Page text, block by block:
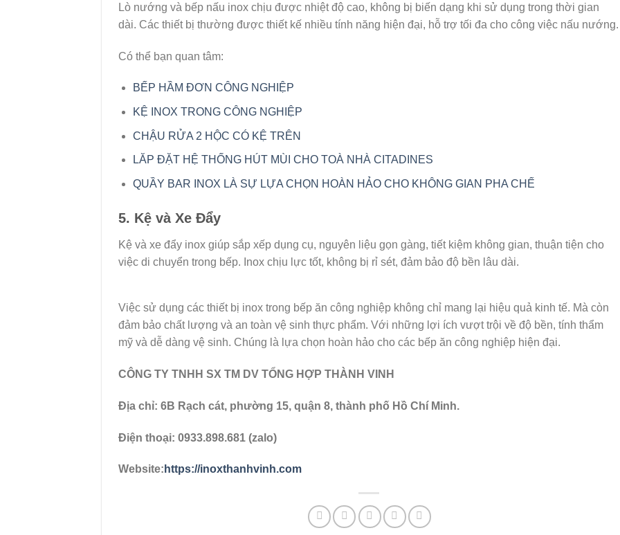
Lò nướng và bếp nấu inox chịu được nhiệt độ cao, không bị biến dạng khi sử dụng trong thời gian
dài. Các thiết bị thường được thiết kế nhiều tính năng hiện đại, hỗ trợ tối đa cho công việc nấu nướng.
Có thể bạn quan tâm:
BẾP HẦM ĐƠN CÔNG NGHIỆP
KỆ INOX TRONG CÔNG NGHIỆP
CHẬU RỬA 2 HỘC CÓ KỆ TRÊN
LĂP ĐẶT HỆ THỐNG HÚT MÙI CHO TOÀ NHÀ CITADINES
QUẦY BAR INOX LÀ SỰ LỰA CHỌN HOÀN HẢO CHO KHÔNG GIAN PHA CHẾ
5. Kệ và Xe Đẩy
Kệ và xe đẩy inox giúp sắp xếp dụng cụ, nguyên liệu gọn gàng, tiết kiệm không gian, thuận tiện cho
việc di chuyển trong bếp. Inox chịu lực tốt, không bị rỉ sét, đảm bảo độ bền lâu dài.
Việc sử dụng các thiết bị inox trong bếp ăn công nghiệp không chỉ mang lại hiệu quả kinh tế. Mà còn
đảm bảo chất lượng và an toàn vệ sinh thực phẩm. Với những lợi ích vượt trội về độ bền, tính thẩm
mỹ và dễ dàng vệ sinh. Chúng là lựa chọn hoàn hảo cho các bếp ăn công nghiệp hiện đại.
CÔNG TY TNHH SX TM DV TỔNG HỢP THÀNH VINH
Địa chỉ: 6B Rạch cát, phường 15, quận 8, thành phố Hồ Chí Minh.
Điện thoại: 0933.898.681 (zalo)
Website: https://inoxthanhvinh.com